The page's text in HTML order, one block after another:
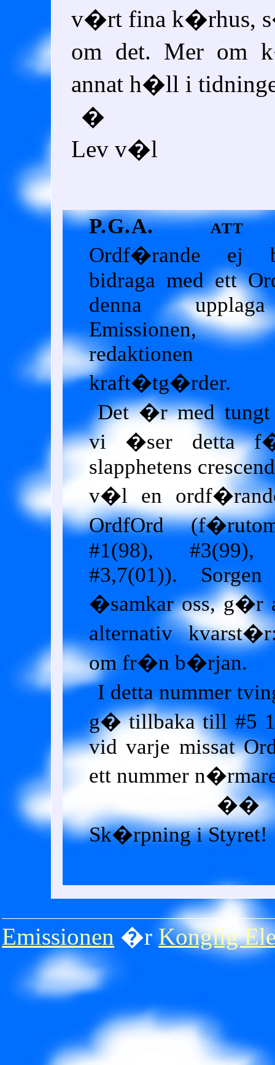
v�rt fina k�rhus,
om det. Mer om
annat h�ll i
�
Lev v�l
P.G.A. att
Ordf�rande ej
bidraga med ett
denna
Emissionen,
redaktionen
kraft�tg�rder.
Det �r med
vi �ser detta
slapphetens
v�l en
OrdfOrd
#1(98), #3(99),
#3,7(01)).
�samkar oss, g�r
alternativ
om fr�n b�rjan.
I detta nummer
g� tillbaka till #5
vid varje missat
ett nummer
��
Sk�rpning i Styret!
Emissionen �r Konglig